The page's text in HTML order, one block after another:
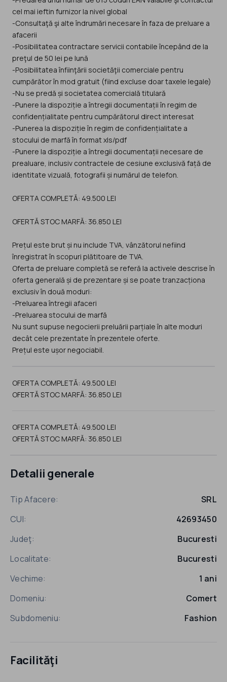
cel mai ieftin furnizor la nivel global
-Consultaţă şi alte îndrumări necesare în faza de preluare a
afacerii
-Posibilitatea contractare servicii contabile începând de la
preţul de 50 lei pe lună
-Posibilitatea înfiinţării societăţii comerciale pentru
cumpărător în mod gratuit (fiind excluse doar taxele legale)
-Nu se predă și societatea comercială titulară
-Punere la dispoziție a întregii documentații în regim de
confidențialitate pentru cumpărătorul direct interesat
-Punerea la dispoziție în regim de confidențialitate a
stocului de marfă în format xls/pdf
-Punere la dispoziție a întregii documentații necesare de
prealuare, inclusiv contractele de cesiune exclusivă față de
identitate vizuală, fotografii și numărul de telefon.
OFERTA COMPLETĂ: 49.500 LEI
OFERTĂ STOC MARFĂ: 36.850 LEI
Prețul este brut și nu include TVA, vânzătorul nefiind
înregistrat în scopuri plătitoare de TVA.
Oferta de preluare completă se referă la activele descrise în
oferta generală și de prezentare și se poate tranzacționa
exclusiv în două moduri:
-Preluarea întregii afaceri
-Preluarea stocului de marfă
Nu sunt supuse negocierii preluării parțiale în alte moduri
decât cele prezentate în prezentele oferte.
Prețul este ușor negociabil.
OFERTA COMPLETĂ: 49.500 LEI
OFERTA COMPLETĂ: 49.500 LEI
Detalii generale
Tip Afacere:
SRL
CUI:
42693450
Judeţ:
Bucuresti
Localitate:
Bucuresti
Vechime:
1 ani
Domeniu:
Comert
Subdomeniu:
Fashion
Facilităţi